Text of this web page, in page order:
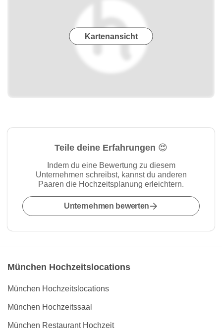
Kartenansicht
Teile deine Erfahrungen 😍
Indem du eine Bewertung zu diesem
Unternehmen schreibst, kannst du anderen
Paaren die Hochzeitsplanung erleichtern.
Unternehmen bewerten
München Hochzeitslocations
München Hochzeitslocations
München Hochzeitssaal
München Restaurant Hochzeit